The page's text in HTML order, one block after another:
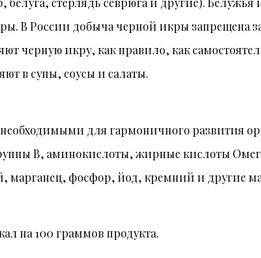
В России добыча черной икры запрещена
черную икру, как правило, как
в супы, соусы и салаты.
для гармоничного развития
В, аминокислоты, жирные кислоты
марганец, фосфор, йод, кремний и другие
на 100 граммов продукта.